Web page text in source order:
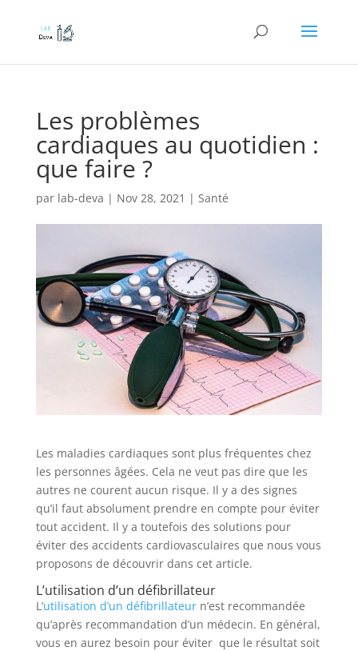
Les problèmes
cardiaques au quotidien :
que faire ?
par lab-deva | Nov 28, 2021 | Santé
Les maladies cardiaques sont plus fréquentes chez
les personnes âgées. Cela ne veut pas dire que les
autres ne courent aucun risque. Il y a des signes
qu’il faut absolument prendre en compte pour éviter
tout accident. Il y a toutefois des solutions pour
éviter des accidents cardiovasculaires que nous vous
proposons de découvrir dans cet article.
L’utilisation d’un défibrillateur
L’utilisation d’un défibrillateurn’est recommandée
qu’après recommandation d’un médecin. En général,
vous en aurez besoin pour éviter que le résultat soit